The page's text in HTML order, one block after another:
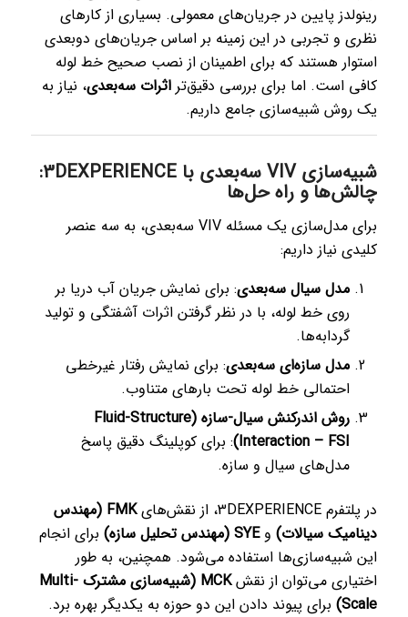
رینولدز پایین در جریان‌های معمولی. بسیاری از کارهای
نظری و تجربی در این زمینه بر اساس جریان‌های دوبعدی
استوار هستند که برای اطمینان از نصب صحیح خط لوله
کافی است. اما برای بررسی دقیق‌تر اثرات سه‌بعدی، نیاز به
یک روش شبیه‌سازی جامع داریم.
شبیه‌سازی VIV سه‌بعدی با 3DEXPERIENCE:
چالش‌ها و راه حل‌ها
برای مدل‌سازی یک مسئله VIV سه‌بعدی، به سه عنصر
کلیدی نیاز داریم:
مدل سیال سه‌بعدی: برای نمایش جریان آب دریا بر
روی خط لوله، با در نظر گرفتن اثرات آشفتگی و تولید
گردابه‌ها.
مدل سازه‌ای سه‌بعدی: برای نمایش رفتار غیرخطی
احتمالی خط لوله تحت بارهای متناوب.
روش اندرکنش سیال-سازه (Fluid-Structure
Interaction – FSI) : برای کوپلینگ دقیق پاسخ
مدل‌های سیال و سازه.
در پلتفرم 3DEXPERIENCE، از نقش‌های
FMK (مهندس
دینامیک سیالات)وSYE (مهندس تحلیل سازه)
برای انجام
این شبیه‌سازی‌ها استفاده می‌شود. همچنین، به طور
اختیاری می‌توان از نقش
MCK (شبیه‌سازی مشترک Multi-
Scale) برای پیوند دادن این دو حوزه به یکدیگر بهره برد.